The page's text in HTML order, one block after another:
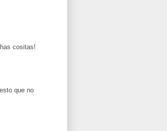
cositas!
que no